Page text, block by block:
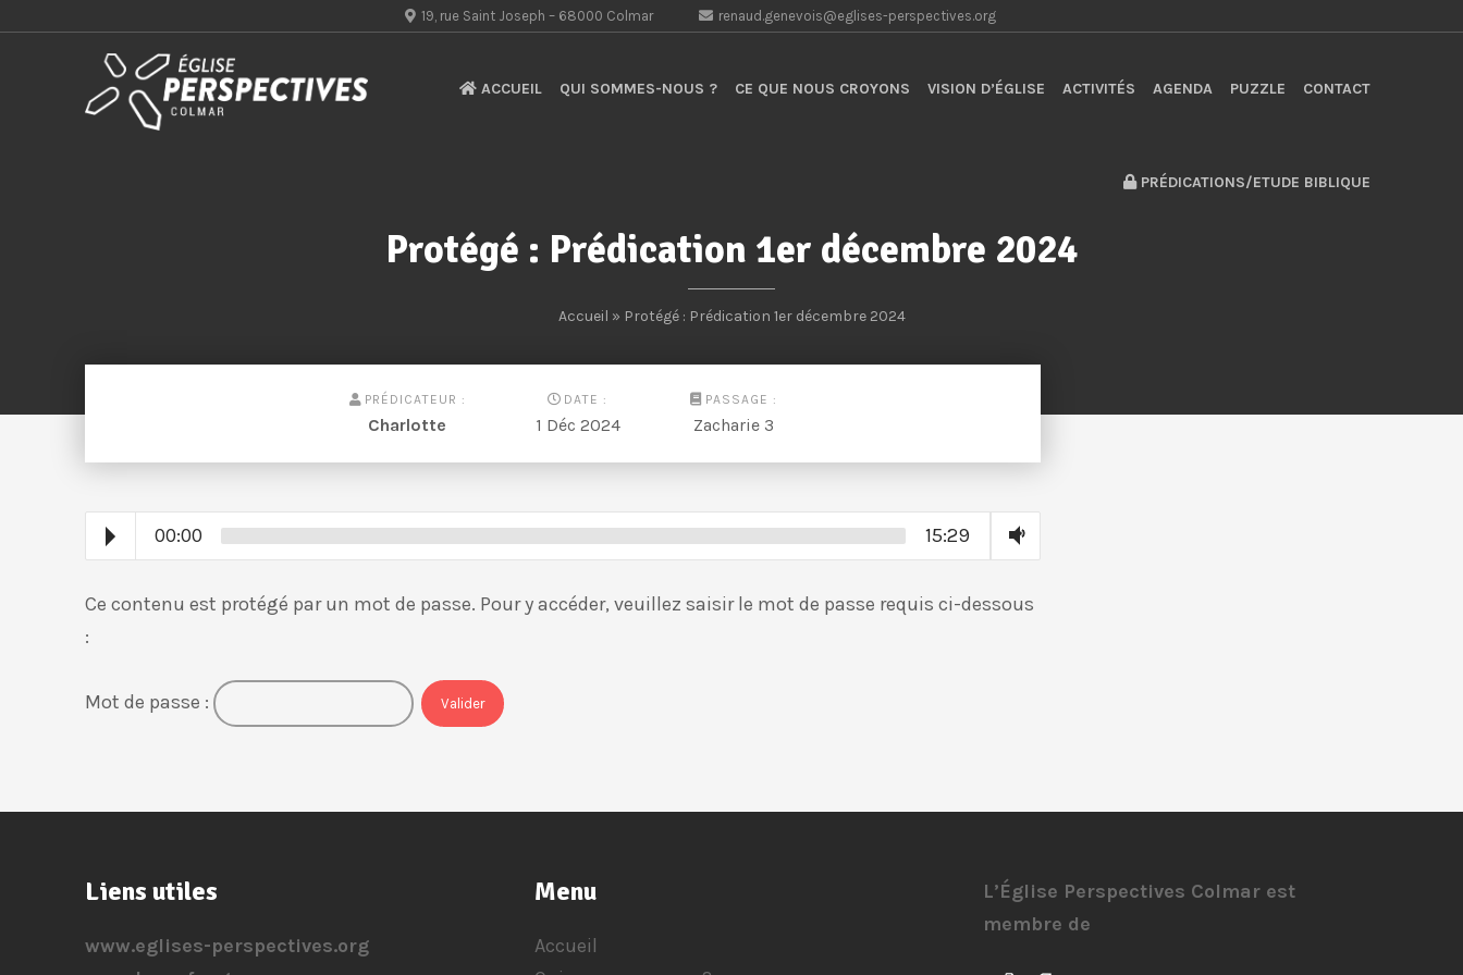
19, rue Saint Joseph – 68000 Colmar renaud.genevois@eglises-perspectives.org
ACCUEIL QUI SOMMES-NOUS ? CE QUE NOUS CROYONS VISION D’ÉGLISE ACTIVITÉS AGENDA PUZZLE CONTACT
PRÉDICATIONS/ETUDE BIBLIQUE
Protégé : Prédication 1er décembre 2024
Accueil » Protégé : Prédication 1er décembre 2024
PRÉDICATEUR :
Charlotte
DATE :
1 Déc 2024
PASSAGE :
Zacharie 3
00:00 15:29
Ce contenu est protégé par un mot de passe. Pour y accéder, veuillez saisir le mot de passe requis ci-dessous
:
Mot de passe :
Liens utiles
www.eglises-perspectives.org
Menu
Accueil
L’Église Perspectives Colmar est
membre de